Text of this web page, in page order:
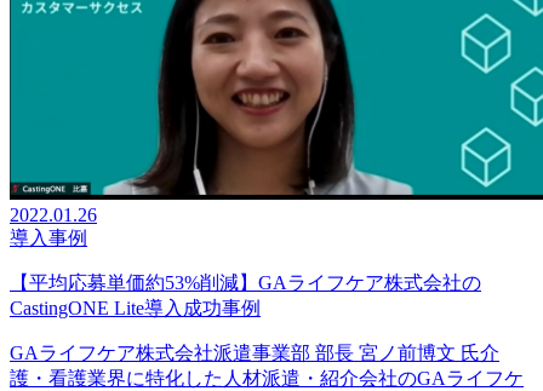
2022.01.26
導入事例
【平均応募単価約53%削減】GAライフケア株式会社の
CastingONE Lite導入成功事例
GAライフケア株式会社派遣事業部 部長 宮ノ前博文 氏介
護・看護業界に特化した人材派遣・紹介会社のGAライフケ